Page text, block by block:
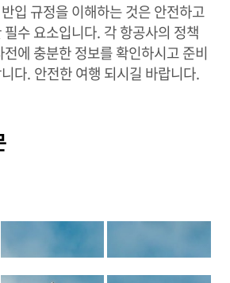
입 규정을 이해하는 것은 안전하고
수 요소입니다. 각 항공사의 정책
에 충분한 정보를 확인하시고 준비
다. 안전한 여행 되시길 바랍니다.